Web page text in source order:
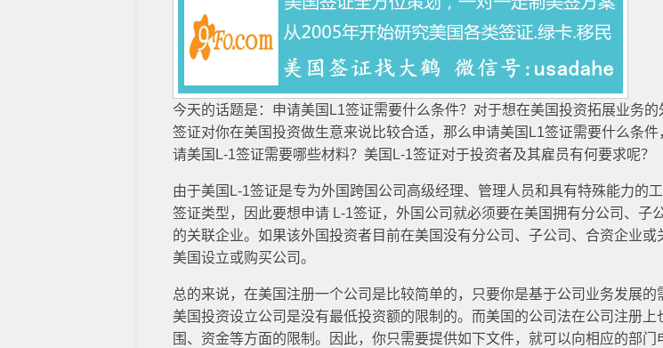
今天的话题是：申请美国L1签证需要什么条件？对于想在美国投资拓展业务
签证对你在美国投资做生意来说比较合适，那么申请美国L1签证需要什么条
请美国L-1签证需要哪些材料？美国L-1签证对于投资者及其雇员有何要求呢？
由于美国L-1签证是专为外国跨国公司高级经理、管理人员和具有特殊能力的
签证类型，因此要想申请 L-1签证，外国公司就必须要在美国拥有分公司、子
的关联企业。如果该外国投资者目前在美国没有分公司、子公司、合资企业或
美国设立或购买公司。
总的来说，在美国注册一个公司是比较简单的，只要你是基于公司业务发展的
美国投资设立公司是没有最低投资额的限制的。而美国的公司法在公司注册
围、资金等方面的限制。因此，你只需要提供如下文件，就可以向相应的部